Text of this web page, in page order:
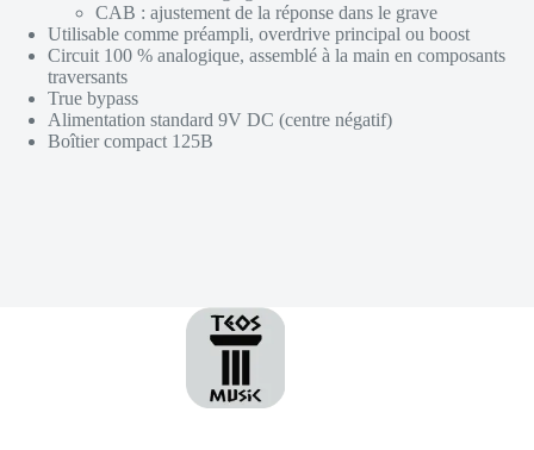
CAB : ajustement de la réponse dans le grave
Utilisable comme préampli, overdrive principal ou boost
Circuit 100 % analogique, assemblé à la main en composants
traversants
True bypass
Alimentation standard 9V DC (centre négatif)
Boîtier compact 125B